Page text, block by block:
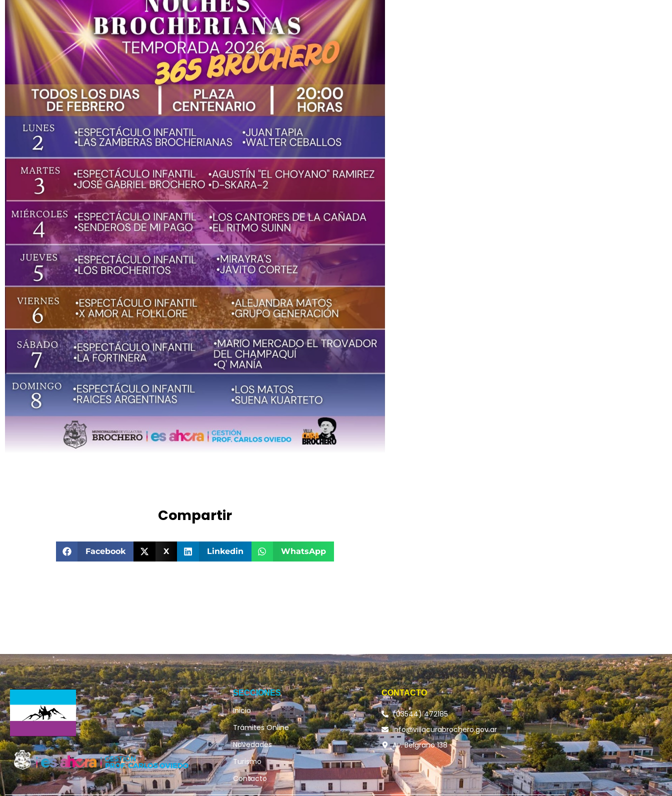
Compartir
Facebook X Linkedin WhatsApp
SECCIONES
Inicio
Trámites Online
Novedades
Turismo
Contacto
CONTACTO
(03544) 472185
info@villacurabrochero.gov.ar
Av. Belgrano 138